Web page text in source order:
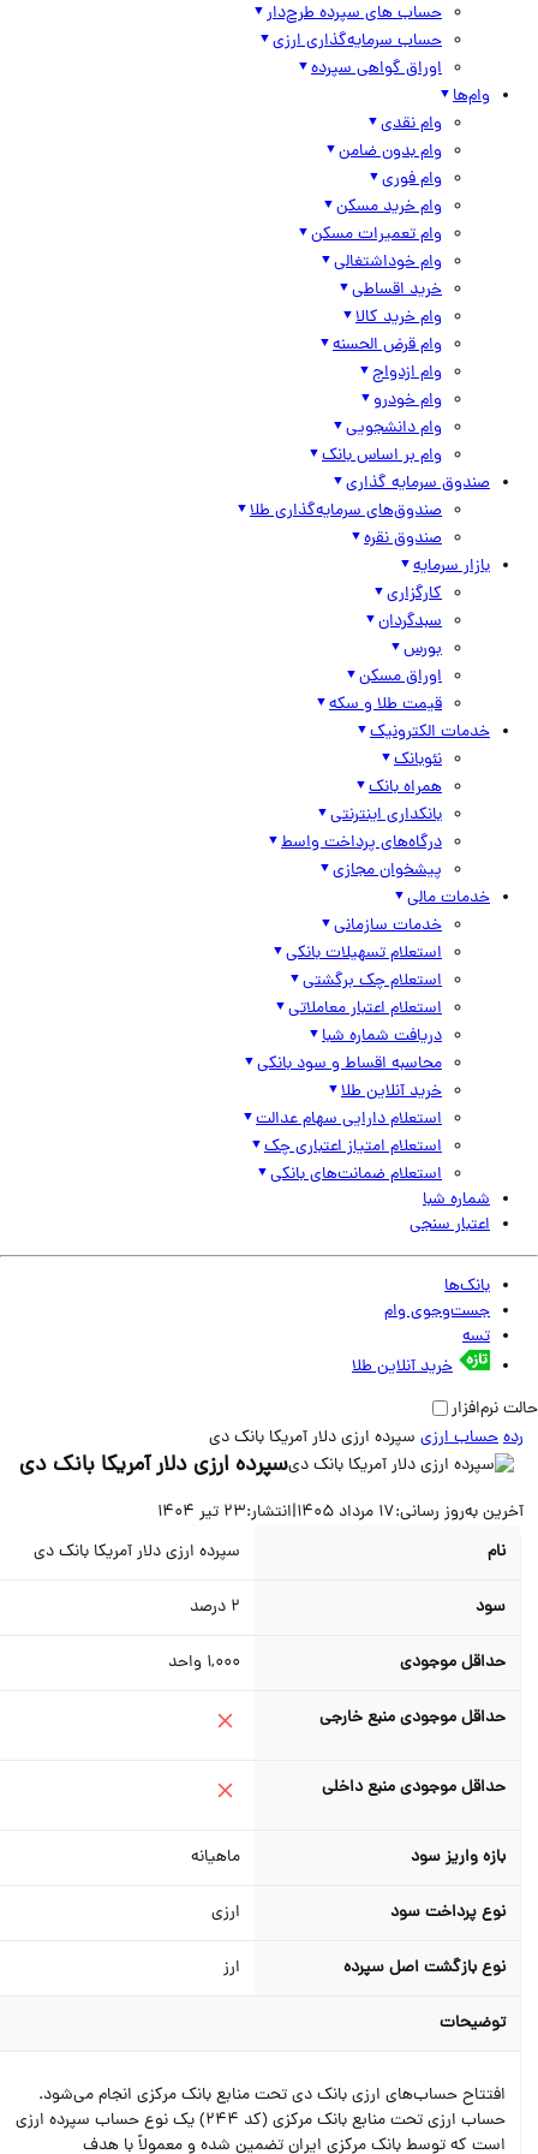
حساب های سپرده طرح‌دار
حساب سرمایه‌گذاری ارزی
اوراق گواهی سپرده
وام‌ها
وام نقدی
وام بدون ضامن
وام فوری
وام خرید مسکن
وام تعمیرات مسکن
وام خوداشتغالی
خرید اقساطی
وام خرید کالا
وام قرض الحسنه
وام ازدواج
وام خودرو
وام دانشجویی
وام بر اساس بانک
صندوق سرمایه گذاری
صندوق‌های سرمایه‌گذاری طلا
صندوق نقره
بازار سرمایه
کارگزاری
سبدگردان
بورس
اوراق مسکن
قیمت طلا و سکه
خدمات الکترونیک
نئوبانک
همراه بانک
بانکداری اینترنتی
درگاه‌های پرداخت واسط
پیشخوان مجازی
خدمات مالی
خدمات سازمانی
استعلام تسهیلات بانکی
استعلام چک برگشتی
استعلام اعتبار معاملاتی
دریافت شماره شبا
محاسبه اقساط و سود بانکی
خرید آنلاین طلا
استعلام دارایی سهام عدالت
استعلام امتیاز اعتباری چک
استعلام ضمانت‌های بانکی
شماره شبا
اعتبار سنجی
بانک‌ها
جست‌وجوی وام
تسه
خرید آنلاین طلا
حساب ارزی سپرده ارزی دلار آمریکا بانک دی
سپرده ارزی دلار آمریکا بانک دی
به‌روز رسانی:17 مرداد 1405 |انتشار:23 تیر 1404
سپرده ارزی دلار آمریکا بانک دی
سود درصد
حداقل موجودی 1,000واحد
حداقل موجودی منبع خارجی
حداقل موجودی منبع داخلی
بازه واریز سود ماهیانه
نوع پرداخت سود
نوع بازگشت اصل سپرده
توضیحات
افتتاح حساب‌های ارزی بانک دی تحت منابع بانک مرکزی انجام می‌شود.
حساب ارزی تحت منابع بانک مرکزی (کد 244) یک نوع حساب سپرده ارزی
است که توسط بانک مرکزی ایران تضمین شده و معمولاً با هدف